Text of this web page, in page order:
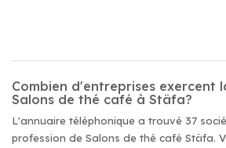
Combien d'entreprises exercent
Salons de thé café à Stäfa?
L'annuaire téléphonique a trouvé 37
profession de Salons de thé café Stäfa.